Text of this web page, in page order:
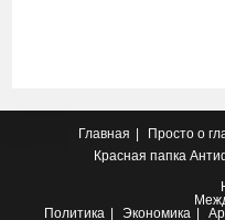
Главная Просто о
Красная папка
Политика
Экономика